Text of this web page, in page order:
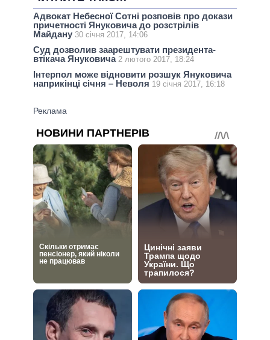
Адвокат Небесної Сотні розповів про докази
причетності Януковича до розстрілів
Майдану 30 січня 2017, 14:06
Суд дозволив заарештувати президента-
втікача Януковича 2 лютого 2017, 18:24
Інтерпол може відновити розшук Януковича
наприкінці січня – Неволя 19 січня 2017, 16:18